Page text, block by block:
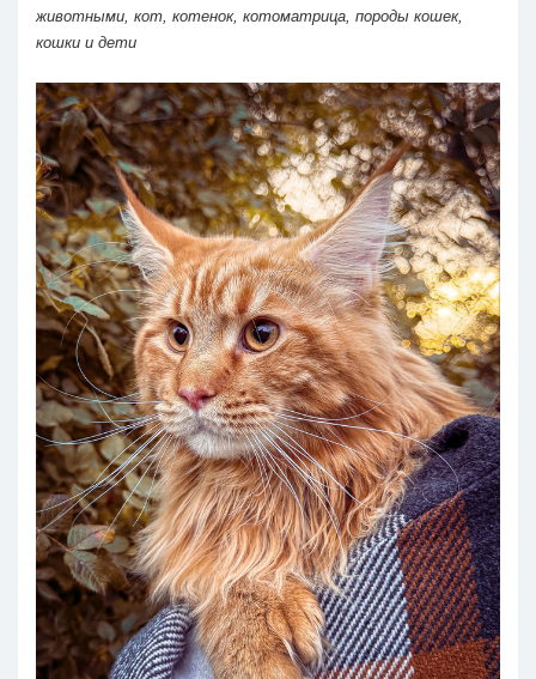
животными, кот, котенок, котоматрица, породы кошек,
кошки и дети